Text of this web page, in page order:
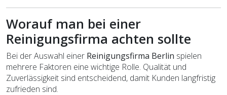
Worauf man bei einer
Reinigungsfirma achten sollte
Bei der Auswahl einer Reinigungsfirma Berlin spielen
mehrere Faktoren eine wichtige Rolle. Qualität und
Zuverlässigkeit sind entscheidend, damit Kunden langfristig
zufrieden sind.